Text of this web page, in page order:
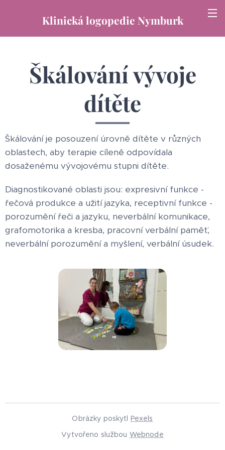
Klinická logopedie Nymburk
Škálování vývoje
dítěte
Škálování je posouzení úrovně dítěte v různých
oblastech, aby terapie cíleně odpovídala
dosaženému vývojovému stupni dítěte.
Diagnostikované oblasti jsou: expresivní funkce -
řečová produkce a užití jazyka, receptivní funkce -
porozumění řeči a jazyku, neverbální komunikace,
grafomotorika a kresba, pracovní verbální paměť,
neverbální porozumění a myšlení, verbální úsudek.
Obrázky poskytl Pexels
Vytvořeno službou Webnode